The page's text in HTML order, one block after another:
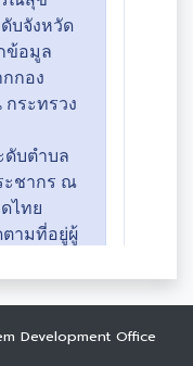
Development Office